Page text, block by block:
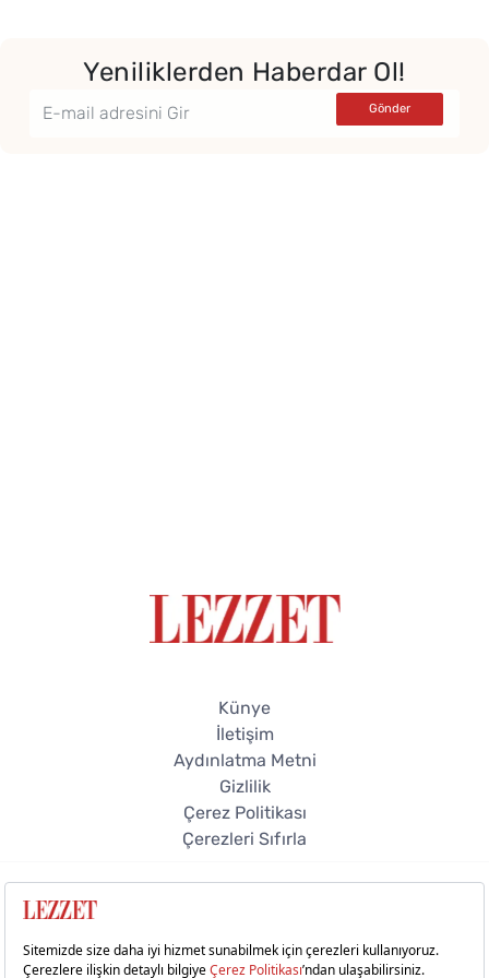
Yeniliklerden Haberdar Ol!
Künye
İletişim
Aydınlatma Metni
Gizlilik
Çerez Politikası
Çerezleri Sıfırla